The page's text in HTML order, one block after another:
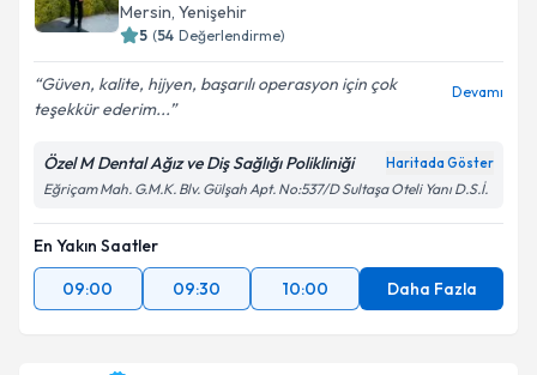
Mersin, Yenişehir
5 (54 Değerlendirme)
Güven, kalite, hijyen, başarılı operasyon için çok
teşekkür ederim...
Devamı
Özel M Dental Ağız ve Diş Sağlığı Polikliniği Haritada Göster
Eğriçam Mah. G.M.K. Blv. Gülşah Apt. No:537/D Sultaşa Oteli Yanı D.S.İ.
En Yakın Saatler
09:00
09:30 10:00 Daha Fazla